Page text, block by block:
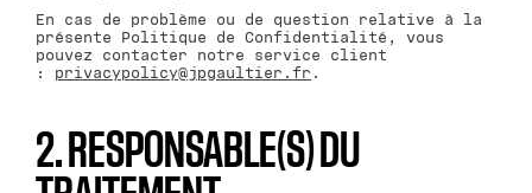
En cas de problème ou de question relative à la
présente Politique de Confidentialité, vous
pouvez contacter notre service client
: privacypolicy@jpgaultier.fr .
2. RESPONSABLE(S) DU